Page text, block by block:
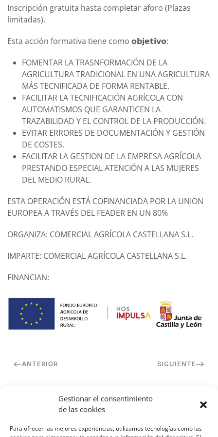
Gestionar el consentimiento
de las cookies
Para ofrecer las mejores experiencias, utilizamos tecnologías como las
Inscripción gratuita hasta completar aforo (Plazas
limitadas).
Esta acción formativa tiene como 𝗼𝗯𝗷𝗲𝘁𝗶𝘃𝗼:
FOMENTAR LA TRASNFORMACIÓN DE LA
AGRICULTURA TRADICIONAL EN UNA AGRICULTURA
MÁS TECNIFICADA DE FORMA RENTABLE.
FACILITAR LA TECNIFICACIÓN AGRÍCOLA CON
AUTOMATISMOS QUE GARANTICEN LA
TRAZABILIDAD Y EL CONTROL DE LA PRODUCCIÓN.
EVITAR ERRORES DE DOCUMENTACIÓN Y GESTIÓN
DE COSTES.
FACILITAR LA GESTION DE LA EMPRESA AGRÍCOLA
PRESTANDO ESPECIAL ATENCIÓN A LAS MUJERES
DEL MEDIO RURAL.
ESTA OPERACIÓN ESTÁ COFINANCIADA POR LA UNION
EUROPEA A TRAVÉS DEL FEADER EN UN 80%
ORGANIZA: COMERCIAL AGRÍCOLA CASTELLANA S.L.
IMPARTE: COMERCIAL AGRÍCOLA CASTELLANA S.L.
FINANCIAN:
ANTERIOR SIGUIENTE
Contacto